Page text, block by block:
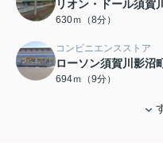
リオン・ドール須賀
630ｍ（8分）
コンビニエンスストア
ローソン須賀川影沼
694ｍ（9分）